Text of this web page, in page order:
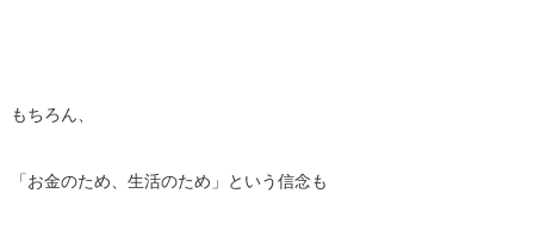
もちろん、
「お金のため、生活のため」という信念も